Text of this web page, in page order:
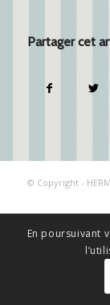
Partager cet
© Copyright -
En poursuivant